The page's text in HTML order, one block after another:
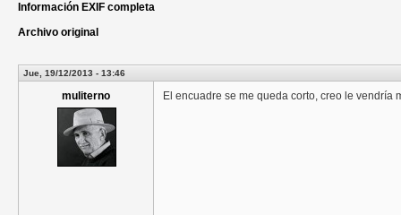
Información EXIF completa
Archivo original
Jue, 19/12/2013 - 13:46
muliterno El encuadre se me queda corto, creo le vendría